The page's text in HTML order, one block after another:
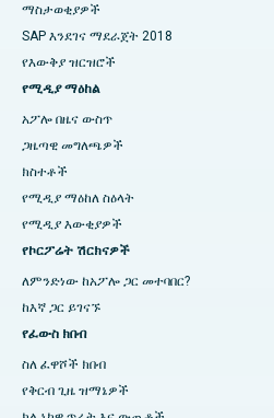
ማስታወቂያዎች
SAP እንደገና ማደራጀት 2018
የእውቅያ ዝርዝሮች
የሚዲያ ማዕከል
አፖሎ በዜና ውስጥ
ጋዜጣዊ መግለጫዎች
ክስተቶች
የሚዲያ ማዕከለ ስዕላት
የሚዲያ እውቂያዎች
የኮርፖሬት ሽርክናዎች
ለምንድነው ከአፖሎ ጋር መተባበር?
ከእኛ ጋር ይገናኙ
የፈውስ ክበብ
ስለ ፈዋሾች ክበብ
የቅርብ ጊዜ ዝማኔዎች